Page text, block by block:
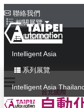
聯絡我們
相關展覽
同期展覽
Intelligent Asia
系列展覽
Intelligent Asia
English